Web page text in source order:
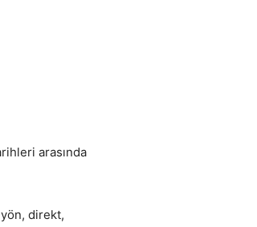
arasında
yön, direkt,